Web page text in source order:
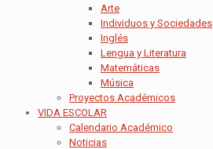
Arte
Individuos y Sociedades
Inglés
Lengua y Literatura
Matemáticas
Música
Proyectos Académicos
VIDA ESCOLAR
Calendario Académico
Noticias